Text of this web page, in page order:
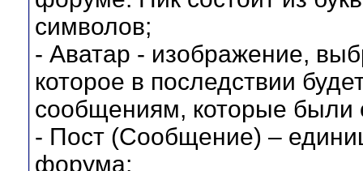
символов;
- Аватар - изображение,
которое в последствии
сообщениям, которые были
- Пост (Сообщение) –
форума;